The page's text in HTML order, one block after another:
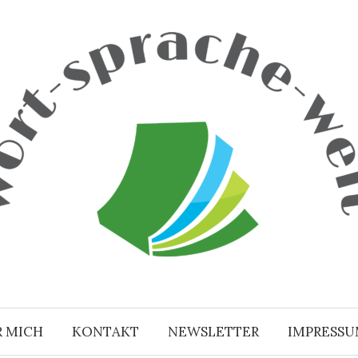
MICH KONTAKT NEWSLETTER